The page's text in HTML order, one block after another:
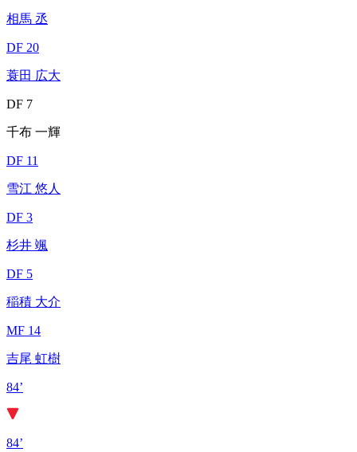
相馬 丞
DF 20
蓑田 広大
DF 7
千布 一輝
DF 11
雪江 悠人
DF 3
杉井 颯
DF 5
稲積 大介
MF 14
吉尾 虹樹
84’
84’